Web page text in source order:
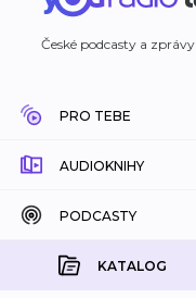
České podcasty a zprávy
PRO TEBE
AUDIOKNIHY
KATALOG
KOUPENÉ
PODCASTY
KATALOG